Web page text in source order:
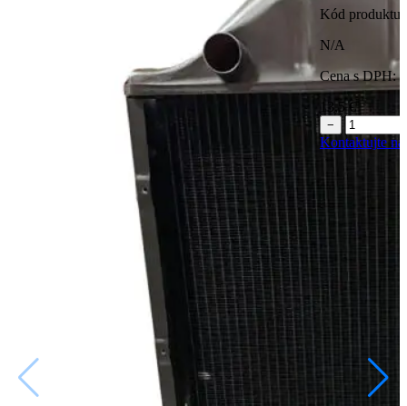
Kód produktu:
N/A
Cena s DPH:
13,5€
−
Kontaktujte